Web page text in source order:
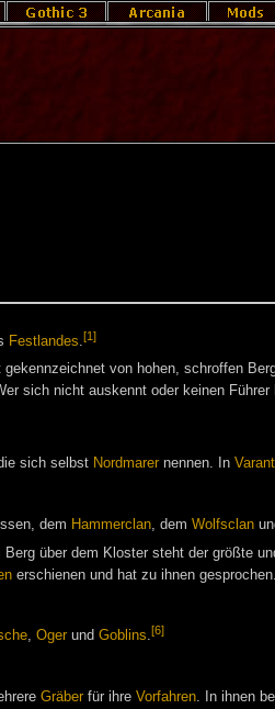
Festlandes.[1]
von hohen, schroffen
sich nicht auskennt oder keinen
sich selbst Nordmarernennen. In Varant
dem Hammerclan, dem Wolfsclan
Berg über dem Kloster steht der größte
erschienen und hat zu ihnen gesprochen.
, Ogerund Goblins.[6]
Gräber für ihre Vorfahren. In ihnen